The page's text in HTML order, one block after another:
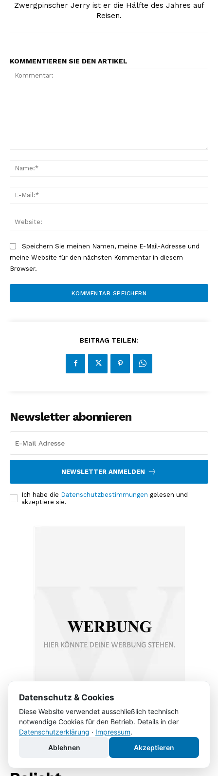
Zwergpinscher Jerry ist er die Hälfte des Jahres auf
Reisen.
KOMMENTIEREN SIE DEN ARTIKEL
Speichern Sie meinen Namen, meine E-Mail-Adresse und
meine Website für den nächsten Kommentar in diesem
Browser.
BEITRAG TEILEN:
Newsletter abonnieren
NEWSLETTER ANMELDEN
Ich habe die Datenschutzbestimmungen gelesen und
akzeptiere sie.
Datenschutz & Cookies
Diese Website verwendet ausschließlich technisch
notwendige Cookies für den Betrieb. Details in der
Datenschutzerklärung · Impressum.
Ablehnen
Akzeptieren